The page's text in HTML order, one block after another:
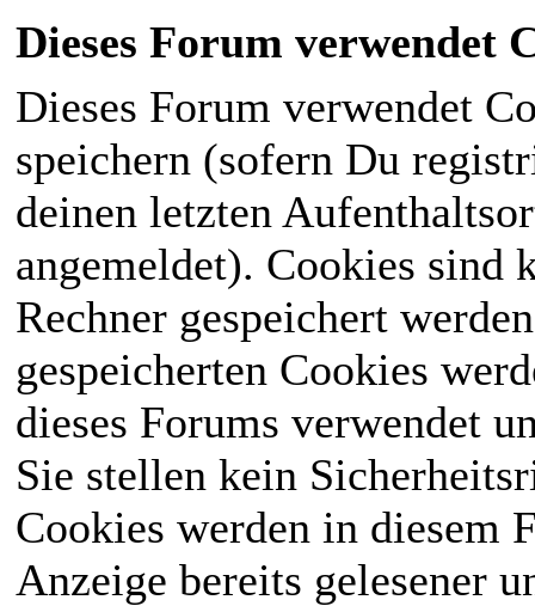
Dieses Forum verwendet
Dieses Forum verwendet
speichern (sofern Du
deinen letzten
angemeldet). Cookies sind
Rechner gespeichert
gespeicherten Cookies
dieses Forums verwendet
Sie stellen kein
Cookies werden in diesem
Anzeige bereits gelesener